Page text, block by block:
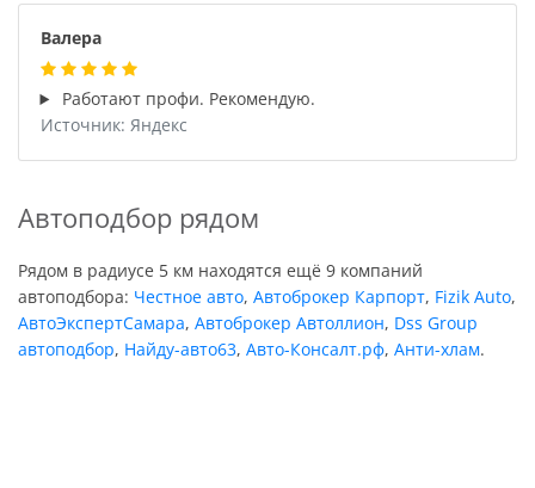
Валера
Работают профи. Рекомендую.
Источник: Яндекс
Автоподбор рядом
Рядом в радиусе 5 км находятся ещё 9 компаний
автоподбора: Честное авто, Автоброкер Карпорт, Fizik Auto,
АвтоЭкспертСамара, Автоброкер Автоллион, Dss Group
автоподбор, Найду-авто63, Авто-Консалт.рф, Анти-хлам.